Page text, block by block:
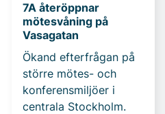
7A återöppnar
mötesvåning på
Vasagatan
Ökand efterfrågan på
större mötes- och
konferensmiljöer i
centrala Stockholm.